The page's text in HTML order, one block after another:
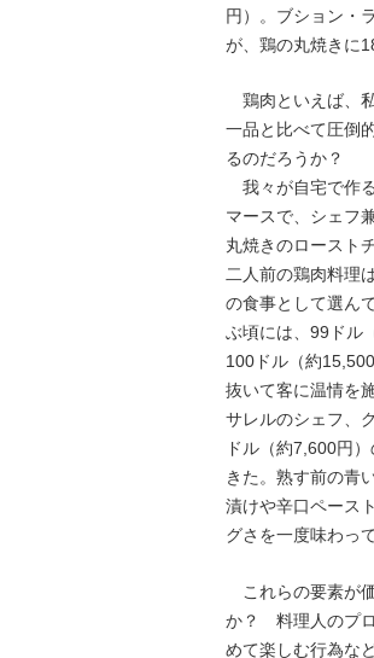
円）。ブション・
が、鶏の丸焼きに
鶏肉といえば、
一品と比べて圧倒
るのだろうか？
我々が自宅で作
マースで、シェフ
丸焼きのロースト
二人前の鶏肉料理
の食事として選ん
ぶ頃には、99ドル
100ドル（約
抜いて客に温情を
サレルのシェフ、
ドル（約7,600円
きた。熟す前の青
漬けや辛口ペース
グさを一度味わっ
これらの要素が
か？ 料理人のプ
めて楽しむ行為な